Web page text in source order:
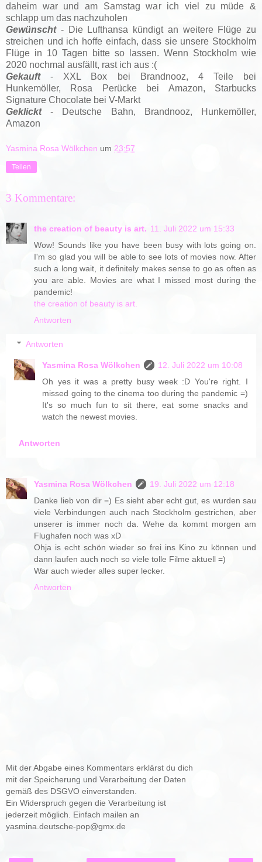
daheim war und am Samstag war ich viel zu müde &
schlapp um das nachzuholen
Gewünscht- Die Lufthansa kündigt an weitere Flüge zu
streichen und ich hoffe einfach, dass sie unsere Stockholm
Flüge in 10 Tagen bitte so lassen. Wenn Stockholm wie
2020 nochmal ausfällt, rast ich aus :(
Gekauft- XXL Box bei Brandnooz, 4 Teile bei
Hunkemöller, Rosa Perücke bei Amazon,
Starbucks
Signature Chocolate bei V-Markt
Geklickt- Deutsche Bahn, Brandnooz, Hunkemöller,
Amazon
Yasmina Rosa Wölkchen um 23:57
Teilen
3 Kommentare:
the creation of beauty is art. 11. Juli 2022 um 15:33
Wow! Sounds like you have been busy with lots going on.
I'm so glad you will be able to see lots of movies now. After
such a long wait, it definitely makes sense to go as often as
you are able. Movies are what I missed most during the
pandemic!
the creation of beauty is art.
Antworten
Antworten
Yasmina Rosa Wölkchen
12. Juli 2022 um 10:08
Oh yes it was a pretty busy week :D You're right. I
missed going to the cinema too during the pandemic =)
It's so much fun to sit there, eat some snacks and
watch the newest movies.
Antworten
Yasmina Rosa Wölkchen
19. Juli 2022 um 12:18
Danke lieb von dir =) Es sieht aber echt gut, es wurden sau
viele Verbindungen auch nach Stockholm gestrichen, aber
unserer is immer noch da. Wehe da kommt morgen am
Flughafen noch was xD
Ohja is echt schön wieder so frei ins Kino zu können und
dann laufen auch noch so viele tolle Filme aktuell =)
War auch wieder alles super lecker.
Antworten
Mit der Abgabe eines Kommentars erklärst du dich
mit der Speicherung und Verarbeitung der Daten
gemäß des DSGVO einverstanden.
Ein Widerspruch gegen die Verarbeitung ist
jederzeit möglich. Einfach mailen an
yasmina.deutsche-pop@gmx.de